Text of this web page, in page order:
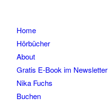
Home
Hörbücher
About
Gratis E-Book im Newsletter
Nika Fuchs
Buchen